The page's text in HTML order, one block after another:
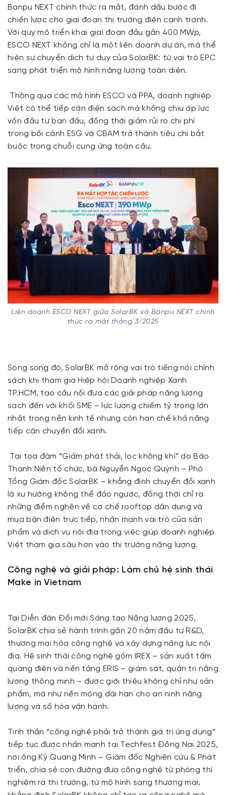
Banpu NEXT chính thức ra mắt, đánh dấu bước đi
chiến lược cho giai đoạn thị trường điện cạnh tranh.
Với quy mô triển khai giai đoạn đầu gần 400 MWp,
ESCO NEXT không chỉ là một liên doanh dự án, mà thể
hiện sự chuyển dịch tư duy của SolarBK: từ vai trò EPC
sang phát triển mô hình năng lượng toàn diện.
Thông qua các mô hình ESCO và PPA, doanh nghiệp
Việt có thể tiếp cận điện sạch mà không chịu áp lực
vốn đầu tư ban đầu, đồng thời giảm rủi ro chi phí
trong bối cảnh ESG và CBAM trở thành tiêu chí bắt
buộc trong chuỗi cung ứng toàn cầu.
Liên doanh ESCO NEXT giữa SolarBK và Banpu NEXT chính
thức ra mắt tháng 3/2025
Song song đó, SolarBK mở rộng vai trò tiếng nói chính
sách khi tham gia Hiệp hội Doanh nghiệp Xanh
TP.HCM, tạo cầu nối đưa các giải pháp năng lượng
sạch đến với khối SME – lực lượng chiếm tỷ trọng lớn
nhất trong nền kinh tế nhưng còn hạn chế khả năng
tiếp cận chuyển đổi xanh.
Tại tọa đàm “Giảm phát thải, lọc không khí” do Báo
Thanh Niên tổ chức, bà Nguyễn Ngọc Quỳnh – Phó
Tổng Giám đốc SolarBK – khẳng định chuyển đổi xanh
là xu hướng không thể đảo ngược, đồng thời chỉ ra
những điểm nghẽn về cơ chế rooftop dân dụng và
mua bán điện trực tiếp, nhấn mạnh vai trò của sản
phẩm và dịch vụ nội địa trong việc giúp doanh nghiệp
Việt tham gia sâu hơn vào thị trường năng lượng.
Công nghệ và giải pháp: Làm chủ hệ sinh thái
Make in Vietnam
Tại Diễn đàn Đổi mới Sáng tạo Năng lượng 2025,
SolarBK chia sẻ hành trình gần 20 năm đầu tư R&D,
thương mại hóa công nghệ và xây dựng năng lực nội
địa. Hệ sinh thái công nghệ gồm IREX – sản xuất tấm
quang điện và nền tảng ERIS – giám sát, quản trị năng
lượng thông minh – được giới thiệu không chỉ như sản
phẩm, mà như nền móng dài hạn cho an ninh năng
lượng và số hóa vận hành.
Tinh thần “công nghệ phải trở thành giá trị ứng dụng”
tiếp tục được nhấn mạnh tại Techfest Đồng Nai 2025,
nơi ông Kỳ Quang Minh – Giám đốc Nghiên cứu & Phát
triển, chia sẻ con đường đưa công nghệ từ phòng thí
nghiệm ra thị trường, từ mô hình sang thương mại,